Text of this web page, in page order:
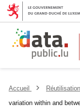
Accueil
variation within and